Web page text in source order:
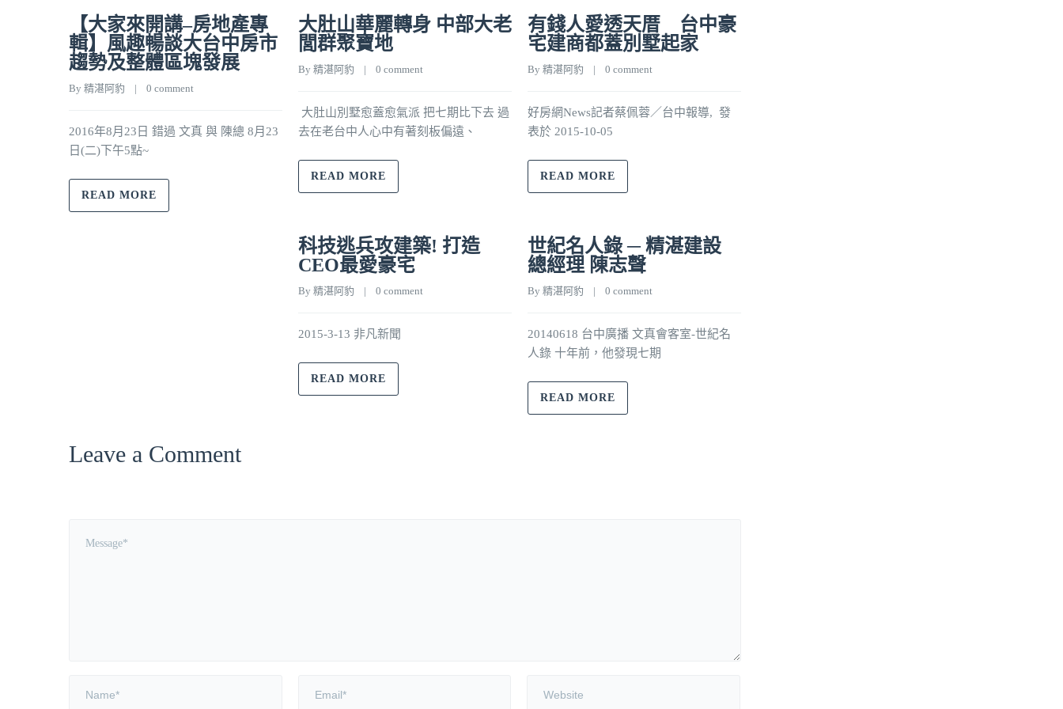
【大家來開講–房地產專
輯】風趣暢談大台中房市
趨勢及整體區塊發展
By 精湛阿豹
    |
0 comment
2016年8月23日 錯過 文真 與 陳總 8月23
日(二)下午5點~
READ MORE
大肚山華麗轉身 中部大老
閭群聚寶地
By 精湛阿豹
    |
0 comment
大肚山別墅愈蓋愈氣派 把七期比下去 過
去在老台中人心中有著刻板偏遠、
READ MORE
有錢人愛透天厝 台中豪
宅建商都蓋別墅起家
By 精湛阿豹
    |
0 comment
好房網News記者蔡佩蓉／台中報導, 發
表於 2015-10-05
READ MORE
科技逃兵攻建築! 打造
CEO最愛豪宅
By 精湛阿豹
    |
0 comment
2015-3-13 非凡新聞
READ MORE
世紀名人錄 ─ 精湛建設
總經理 陳志聲
By 精湛阿豹
    |
0 comment
20140618 台中廣播 文真會客室-世紀名
人錄 十年前，他發現七期
READ MORE
Leave a Comment